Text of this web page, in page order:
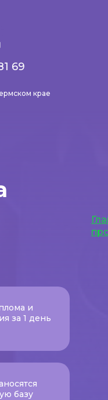
крае
69
и
за 1 день
базу